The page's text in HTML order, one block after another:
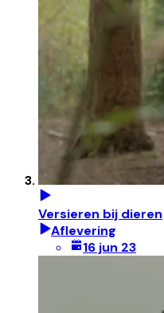
Versieren bij dieren
Aflevering
16 jun 23